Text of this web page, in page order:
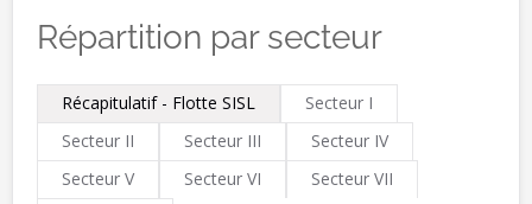
Répartition par secteur
Récapitulatif - Flotte SISL
Secteur I
Secteur II
Secteur III
Secteur IV
Secteur V
Secteur VI
Secteur VII